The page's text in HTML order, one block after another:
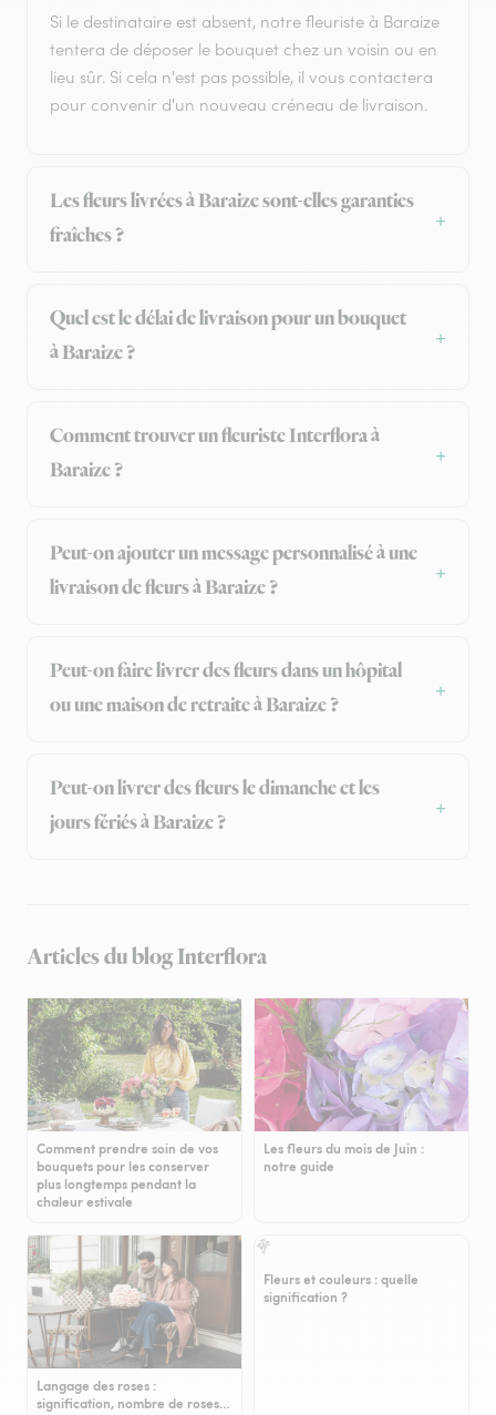
Si le destinataire est absent, notre fleuriste à Baraize
tentera de déposer le bouquet chez un voisin ou en
lieu sûr. Si cela n'est pas possible, il vous contactera
pour convenir d'un nouveau créneau de livraison.
Les fleurs livrées à Baraize sont-elles garanties
fraîches ?
Quel est le délai de livraison pour un bouquet
à Baraize ?
Comment trouver un fleuriste Interflora à
Baraize ?
Peut-on ajouter un message personnalisé à une
livraison de fleurs à Baraize ?
Peut-on faire livrer des fleurs dans un hôpital
ou une maison de retraite à Baraize ?
Peut-on livrer des fleurs le dimanche et les
jours fériés à Baraize ?
Articles du blog Interflora
Comment prendre soin de vos
bouquets pour les conserver
plus longtemps pendant la
chaleur estivale
Les fleurs du mois de Juin :
notre guide
Langage des roses :
signification, nombre de roses…
Fleurs et couleurs : quelle
signification ?